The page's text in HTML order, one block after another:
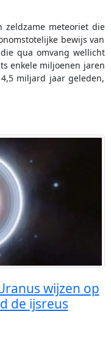
zeldzame meteoriet die
bewijs van
qua omvang wellicht
enkele miljoenen jaren
miljard jaar geleden,
wijzen op
de ijsreus